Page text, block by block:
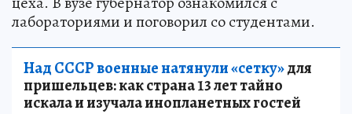
лабораториями и поговорил со студентами.
Над СССР военные натянули «сетку»для
пришельцев: как страна 13 лет тайно
искала и изучала инопланетных гостей